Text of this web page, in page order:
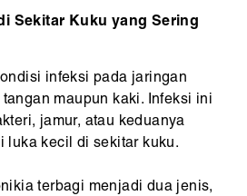
Sekitar Kuku yang Sering
infeksi pada jaringan
maupun kaki. Infeksi ini
jamur, atau keduanya
luka kecil di sekitar kuku.
terbagi menjadi dua jenis,